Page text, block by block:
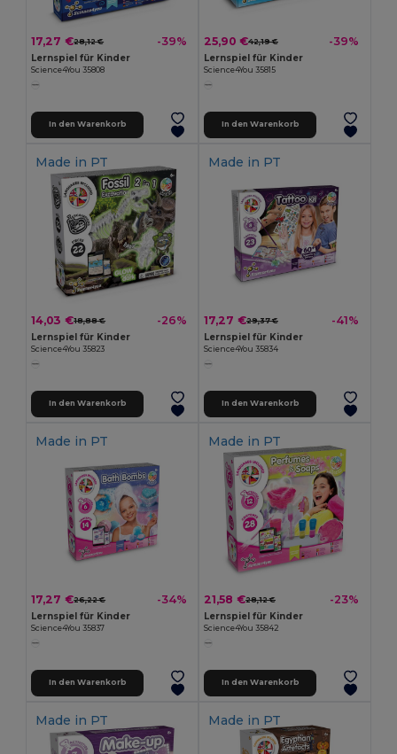
17,27 €28,12 € -39%
Lernspiel für Kinder
Science4You 35808
In den Warenkorb
25,90 €42,19 € -39%
Lernspiel für Kinder
Science4You 35815
In den Warenkorb
Made in PT
14,03 €18,88 € -26%
Lernspiel für Kinder
Science4You 35823
In den Warenkorb
Made in PT
17,27 €29,37 € -41%
Lernspiel für Kinder
Science4You 35834
In den Warenkorb
Made in PT
17,27 €26,22 € -34%
Lernspiel für Kinder
Science4You 35837
In den Warenkorb
Made in PT
21,58 €28,12 € -23%
Lernspiel für Kinder
Science4You 35842
In den Warenkorb
Made in PT Made in PT